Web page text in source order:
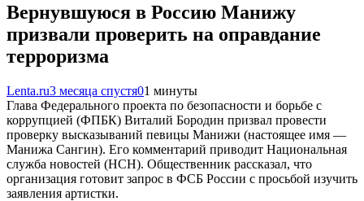
Вернувшуюся в Россию Манижу
призвали проверить на оправдание
терроризма
Lenta.ru3 месяца спустя01 минуты
Глава Федерального проекта по безопасности и борьбе с
коррупцией (ФПБК) Виталий Бородин призвал провести
проверку высказываний певицы Манижи (настоящее имя —
Манижа Сангин). Его комментарий приводит Национальная
служба новостей (НСН). Общественник рассказал, что
организация готовит запрос в ФСБ России с просьбой изучить
заявления артистки.